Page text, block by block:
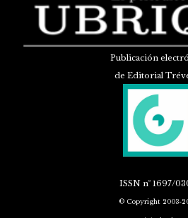
Publicación
de Editorial
ISSN nº 1697/
© Copyright 2003-